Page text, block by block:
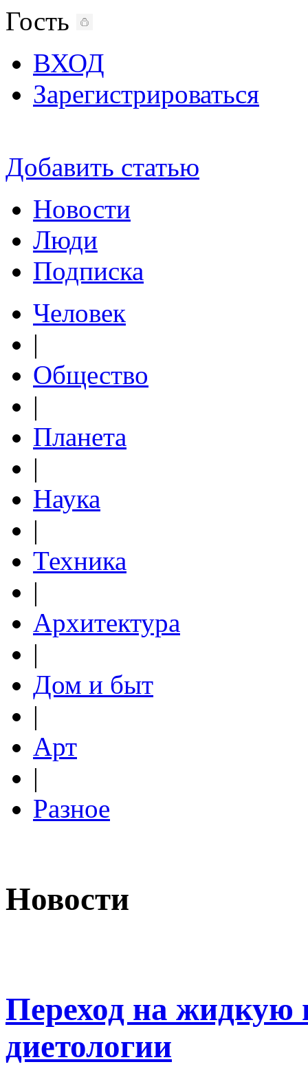
Гость
ВХОД
Зарегистрироваться
Добавить статью
Новости
Люди
Подписка
Человек
|
Общество
|
Планета
|
Наука
|
Техника
|
Архитектура
|
Дом и быт
|
Арт
|
Разное
Новости
Переход на
диетологии